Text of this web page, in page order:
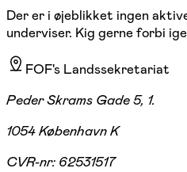
Der er i øjeblikket ingen
underviser. Kig gerne forbi
FOF's Landssekretariat
Peder Skrams Gade 5, 1.
1054 København K
CVR-nr: 62531517